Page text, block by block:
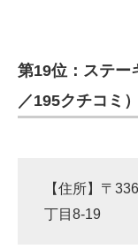
第19位：ステー
／195クチコミ）
【住所】〒
丁目8-19